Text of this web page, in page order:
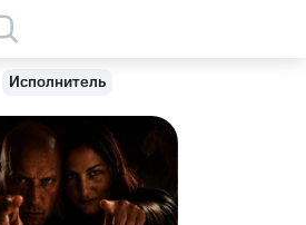
Исполнитель